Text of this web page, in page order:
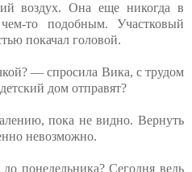
воздух. Она еще никогда в
то подобным. Участковый
покачал головой.
— спросила Вика, с трудом
дом отправят?
пока не видно. Вернуть
невозможно.
Сегодня ведь